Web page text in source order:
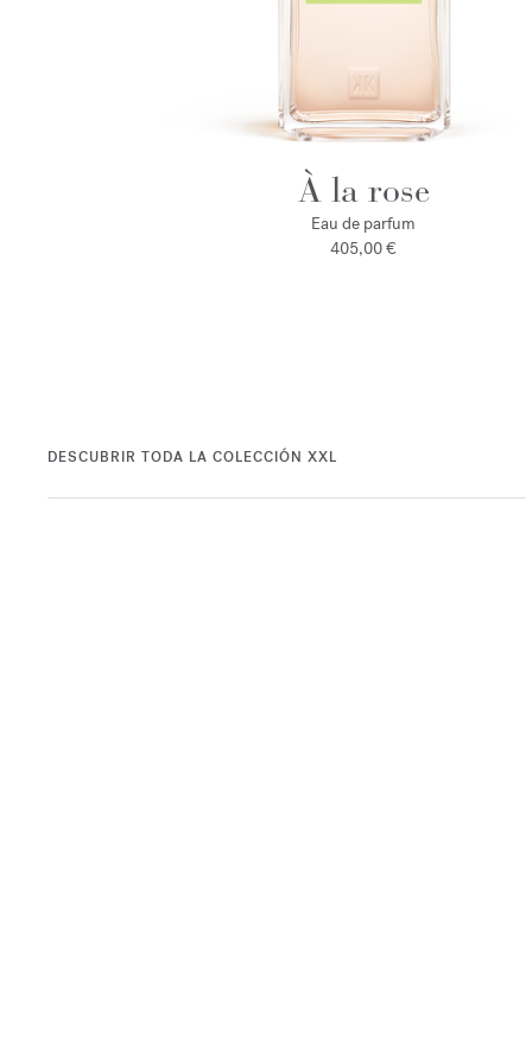
À la rose
Eau de parfum
405,00 €
DESCUBRIR TODA LA COLECCIÓN XXL